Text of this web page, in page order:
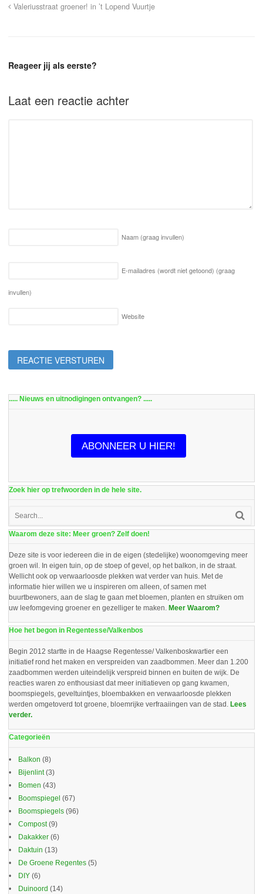
Valeriusstraat groener! in ’t Lopend Vuurtje
Reageer jij als eerste?
Laat een reactie achter
Naam (graag invullen)
E-mailadres (wordt niet getoond) (graag
invullen)
Website
..... Nieuws en uitnodigingen ontvangen? .....
ABONNEER U HIER!
Zoek hier op trefwoorden in de hele site.
Waarom deze site: Meer groen? Zelf doen!
Deze site is voor iedereen die in de eigen (stedelijke) woonomgeving meer
groen wil. In eigen tuin, op de stoep of gevel, op het balkon, in de straat.
Wellicht ook op verwaarloosde plekken wat verder van huis. Met de
informatie hier willen we u inspireren om alleen, of samen met
buurtbewoners, aan de slag te gaan met bloemen, planten en struiken om
uw leefomgeving groener en gezelliger te maken. Meer Waarom?
Hoe het begon in Regentesse/Valkenbos
Begin 2012 startte in de Haagse Regentesse/ Valkenboskwartier een
initiatief rond het maken en verspreiden van zaadbommen. Meer dan 1.200
zaadbommen werden uiteindelijk verspreid binnen en buiten de wijk. De
reacties waren zo enthousiast dat meer initiatieven op gang kwamen,
boomspiegels, geveltuintjes, bloembakken en verwaarloosde plekken
werden omgetoverd tot groene, bloemrijke verfraaiingen van de stad. Lees
verder.
Categorieën
Balkon (8)
Bijenlint(3)
Bomen (43)
Boomspiegel (67)
Boomspiegels (96)
Compost(9)
Dakakker (6)
Daktuin (13)
De Groene Regentes (5)
DIY (6)
Duinoord (14)